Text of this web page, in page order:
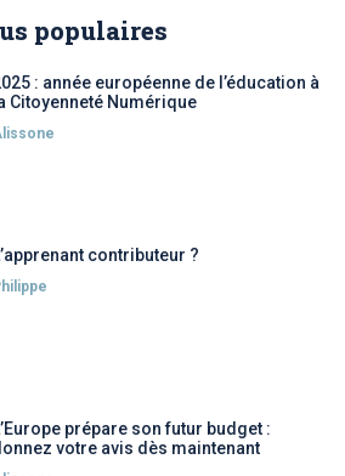
populaires
: année européenne de l’éducation à
Citoyenneté Numérique
contributeur ?
prépare son futur budget :
votre avis dès maintenant